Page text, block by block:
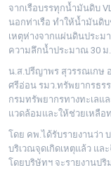
จากเรือบรรทุกน้ำมันดิบ
นอกท่าเรือ ทำให้น้ำมันดิ
เหตุห่างจากแผ่นดินประม
ความลึกน้ำประมาณ 30 ม.
น.ส.ปรีญาพร สุวรรณเกษ
ศรีอ่อน รมว.ทรัพยากรธร
กรมทรัพยากรทางทะเลแ
แวดล้อมและให้ช่วยเหลือ
โดย คพ.ได้รับรายงานว่า
บริเวณจุดเกิดเหตุแล้ว แล
โดยบริษัทฯ จะรายงานป